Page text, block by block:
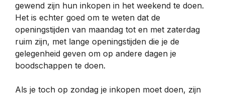
gewend zijn hun inkopen in het weekend te doen.
Het is echter goed om te weten dat de
openingstijden van maandag tot en met zaterdag
ruim zijn, met lange openingstijden die je de
gelegenheid geven om op andere dagen je
boodschappen te doen.
Als je toch op zondag je inkopen moet doen, zijn